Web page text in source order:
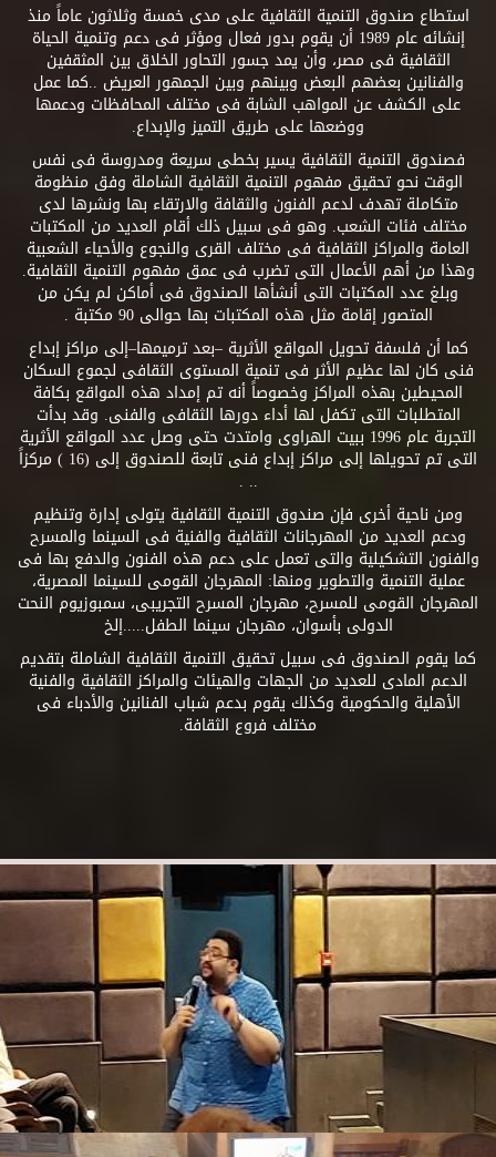
استطاع صندوق التنمية الثقافية على مدى خمسة وثلاثون عاماً منذ
إنشائه عام 1989 أن يقوم بدور فعال ومؤثر فى دعم وتنمية الحياة
الثقافية فى مصر، وأن يمد جسور التحاور الخلاق بين المثقفين
والفنانين بعضهم البعض وبينهم وبين الجمهور العريض ..كما عمل
على الكشف عن المواهب الشابة فى مختلف المحافظات ودعمها
ووضعها على طريق التميز والإبداع.
فصندوق التنمية الثقافية يسير بخطى سريعة ومدروسة فى نفس
الوقت نحو تحقيق مفهوم التنمية الثقافية الشاملة وفق منظومة
متكاملة تهدف لدعم الفنون والثقافة والارتقاء بها ونشرها لدى
مختلف فئات الشعب. وهو فى سبيل ذلك أقام العديد من المكتبات
العامة والمراكز الثقافية فى مختلف القرى والنجوع والأحياء الشعبية
وهذا من أهم الأعمال التى تضرب فى عمق مفهوم التنمية الثقافية.
وبلغ عدد المكتبات التى أنشأها الصندوق فى أماكن لم يكن من
المتصور إقامة مثل هذه المكتبات بها حوالى 90 مكتبة .
كما أن فلسفة تحويل المواقع الأثرية –بعد ترميمها–إلى مراكز إبداع
فنى كان لها عظيم الأثر فى تنمية المستوى الثقافى لجموع السكان
المحيطين بهذه المراكز وخصوصاً أنه تم إمداد هذه المواقع بكافة
المتطلبات التى تكفل لها أداء دورها الثقافى والفنى. وقد بدأت
التجربة عام 1996 ببيت الهراوى وامتدت حتى وصل عدد المواقع الأثرية
التى تم تحويلها إلى مراكز إبداع فنى تابعة للصندوق إلى (16 ) مركزاً
.. .
ومن ناحية أخرى فإن صندوق التنمية الثقافية يتولى إدارة وتنظيم
ودعم العديد من المهرجانات الثقافية والفنية فى السينما والمسرح
والفنون التشكيلية والتى تعمل على دعم هذه الفنون والدفع بها فى
عملية التنمية والتطوير ومنها: المهرجان القومى للسينما المصرية،
المهرجان القومى للمسرح، مهرجان المسرح التجريبى، سمبوزيوم النحت
الدولى بأسوان، مهرجان سينما الطفل.....إلخ
كما يقوم الصندوق فى سبيل تحقيق التنمية الثقافية الشاملة بتقديم
الدعم المادى للعديد من الجهات والهيئات والمراكز الثقافية والفنية
الأهلية والحكومية وكذلك يقوم بدعم شباب الفنانين والأدباء فى
مختلف فروع الثقافة.